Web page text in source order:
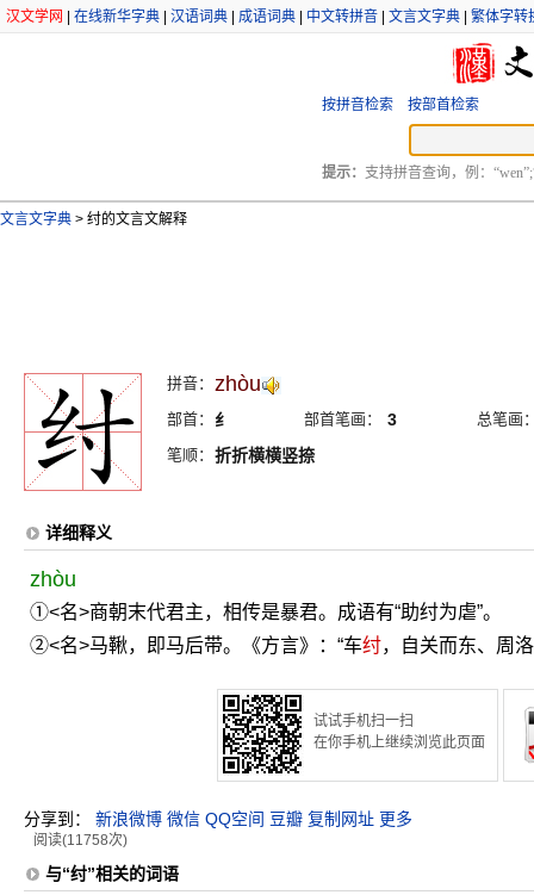
汉文学网 在线新华字典 汉语词典 成语词典 中文转拼音 文言文字典 繁体字转
按拼音检索 按部首检索
提示： 支持拼音查询，例：
文言文字典 > 纣的文言文解释
拼音： zhòu
部首： 纟 部首笔画： 3
总笔画
笔顺： 折折横横竖捺
详细释义
zhòu
①<名>商朝末代君主，相传是暴君。成语有“助纣为虐”。
②<名>马鞦，即马后带。《方言》：“车纣，自关而东、周
试试手机扫一扫
在你手机上继续浏览此页面
分享到： 新浪微博 微信 QQ空间 豆瓣 复制网址 更多
阅读(11758次)
与“纣”相关的词语